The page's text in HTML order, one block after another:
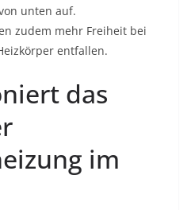
unten auf.
zudem mehr Freiheit bei
entfallen.
das
im